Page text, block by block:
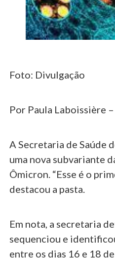
Foto: Divulgação
Por Paula Laboissière
A Secretaria de Saúde
uma nova subvariante
Ômicron. “Esse é o
destacou a pasta.
Em nota, a secretaria
sequenciou e
entre os dias 16 e 18